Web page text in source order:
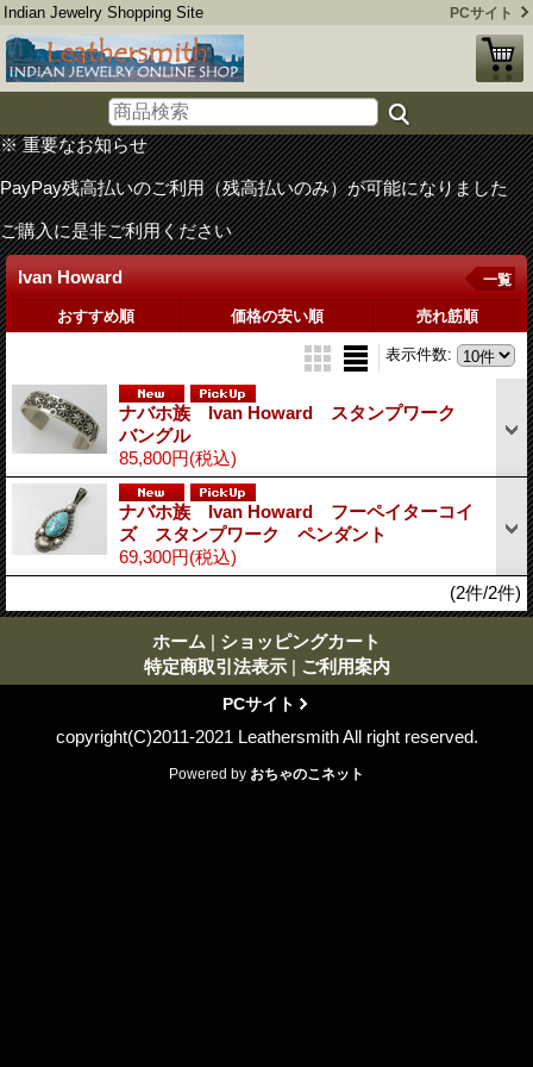
Indian Jewelry Shopping Site PCサイト
※ 重要なお知らせ
PayPay残高払いのご利用（残高払いのみ）が可能になりました
ご購入に是非ご利用ください
Ivan Howard 一覧
おすすめ順 価格の安い順 売れ筋順
表示件数:
ナバホ族 Ivan Howard スタンプワーク
バングル
85,800円(税込)
ナバホ族 Ivan Howard フーペイターコイ
ズ スタンプワーク ペンダント
69,300円(税込)
(2件/2件)
ホーム | ショッピングカート
特定商取引法表示 | ご利用案内
PCサイト
copyright(C)2011-2021 Leathersmith All right reserved.
Powered by おちゃのこネット